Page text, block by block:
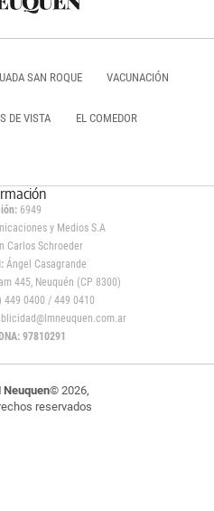
SAN ROQUE VACUNACIÓN
DE VISTA EL COMEDOR
6949
y Medios S.A
Carlos Schroeder
Ángel Casagrande
445, Neuquén (CP 8300)
449 0400 / 449 0410
97810291
Neuquen© 2026,
reservados